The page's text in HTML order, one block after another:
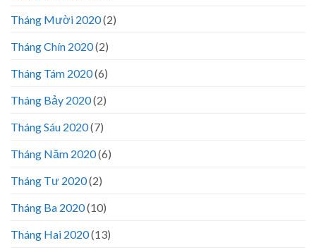
Tháng Mười 2020(2)
Tháng Chín 2020(2)
Tháng Tám 2020(6)
Tháng Bảy 2020(2)
Tháng Sáu 2020(7)
Tháng Năm 2020(6)
Tháng Tư 2020(2)
Tháng Ba 2020(10)
Tháng Hai 2020(13)